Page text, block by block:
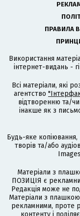
ПРАВИЛА
Використання
інтернет-видань -
Всі матеріали, які
агентство
відтворенню та/
інакше як з
Будь-яке
творів та/або
Матеріали з
ПОЗИЦІЯ є
Редакція може не
Матеріали з
рекламними, проте